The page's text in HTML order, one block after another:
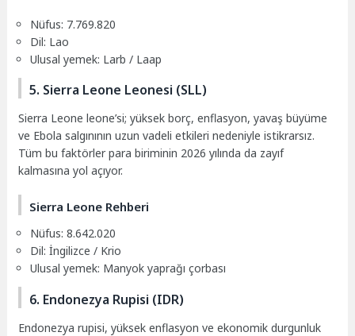
Nüfus: 7.769.820
Dil: Lao
Ulusal yemek: Larb / Laap
5. Sierra Leone Leonesi (SLL)
Sierra Leone leone’si; yüksek borç, enflasyon, yavaş büyüme
ve Ebola salgınının uzun vadeli etkileri nedeniyle istikrarsız.
Tüm bu faktörler para biriminin 2026 yılında da zayıf
kalmasına yol açıyor.
Sierra Leone Rehberi
Nüfus: 8.642.020
Dil: İngilizce / Krio
Ulusal yemek: Manyok yaprağı çorbası
6. Endonezya Rupisi (IDR)
Endonezya rupisi, yüksek enflasyon ve ekonomik durgunluk